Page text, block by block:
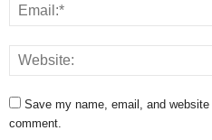
Save my name, email, and
comment.